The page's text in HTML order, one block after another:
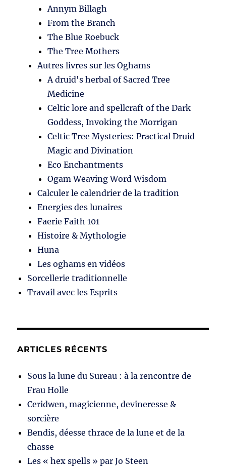
Annym Billagh
From the Branch
The Blue Roebuck
The Tree Mothers
Autres livres sur les Oghams
A druid's herbal of Sacred Tree
Medicine
Celtic lore and spellcraft of the Dark
Goddess, Invoking the Morrigan
Celtic Tree Mysteries: Practical Druid
Magic and Divination
Eco Enchantments
Ogam Weaving Word Wisdom
Calculer le calendrier de la tradition
Energies des lunaires
Faerie Faith 101
Histoire & Mythologie
Huna
Les oghams en vidéos
Sorcellerie traditionnelle
Travail avec les Esprits
ARTICLES RÉCENTS
Sous la lune du Sureau : à la rencontre de
Frau Holle
Ceridwen, magicienne, devineresse &
sorcière
Bendis, déesse thrace de la lune et de la
chasse
Les « hex spells » par Jo Steen